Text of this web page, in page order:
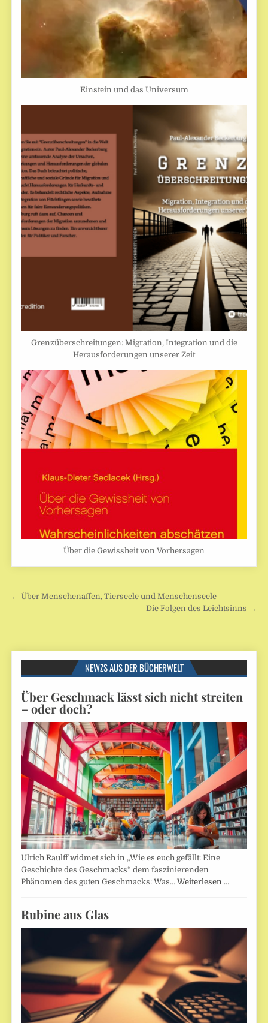
Einstein und das Universum
Grenzüberschreitungen: Migration, Integration und die
Herausforderungen unserer Zeit
Über die Gewissheit von Vorhersagen
Beitragsnavigation
← Über Menschenaffen, Tierseele und Menschenseele
Die Folgen des Leichtsinns →
NEWZS AUS DER BÜCHERWELT
Über Geschmack lässt sich nicht streiten
– oder doch?
Ulrich Raulff widmet sich in „Wie es euch gefällt: Eine
Geschichte des Geschmacks“ dem faszinierenden
Phänomen des guten Geschmacks: Was…Weiterlesen …
Rubine aus Glas